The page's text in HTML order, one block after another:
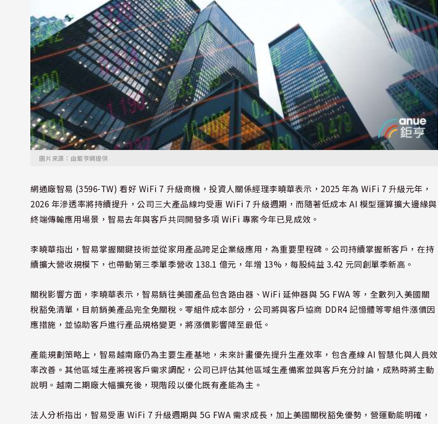
圖片來源：由鉅亨網提供
網通廠智易 (3596-TW) 看好 WiFi 7 升級商機，投資人關係經理李曉華表示，2025 年為 WiFi 7 升級元年，
2026 年滲透率將持續提升，公司三大產品線均受惠 WiFi 7 升級週期，而隨著低成本 AI 模型運算擴大邊緣與
終端傳輸應用場景，智易去年與客戶共同開發多項 WiFi 專案今年已見成效。
李曉華指出，智易掌握關鍵技術並從家用產品跨足企業級應用，為重要里程碑。公司持續掌握新客戶，在持
續擴大營收規模下，也帶動第三季單季營收 138.1 億元，年增 13%，每股純益 3.42 元同創單季新高。
關稅影響方面，李曉華表示，智易銷往美國產品包含路由器、WiFi 延伸器與 5G FWA 等，全數列入美國關
稅豁免清單，目前銷美產品完全免關稅。零組件成本部分，公司將與客戶協商 DDR4 記憶體等零組件漲價因
應措施，並協助客戶進行產品規格變更，將漲價影響降至最低。
產能規劃策略上，智易越南廠仍為主要生產基地，未來計畫優先提升生產效率，包含產線 AI 智慧化與人員效
率改善。其他區域生產將視客戶需求調配，公司已評估其他區域生產備案並與客戶充分討論，成熟時將主動
說明。越南二期廠大幅擴充後，現階段以優化既有產能為主。
法人分析指出，智易受惠 WiFi 7 升級週期與 5G FWA 需求成長，加上美國關稅豁免優勢，營運動能明確，